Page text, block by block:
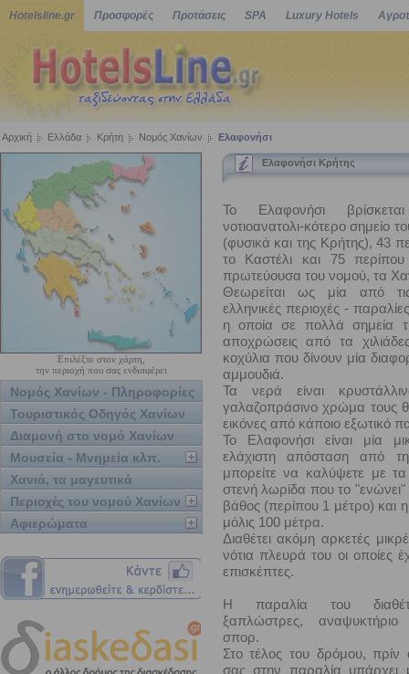
Hotelsline.gr Προσφορές Προτάσεις SPA Luxury Hotels
Αρχική Ελλάδα Κρήτη Νομός Χανίων Ελαφονήσι
Επιλέξτε στον χάρτη,
την περιοχή που σας ενδιαφέρει
Νομός Χανίων - Πληροφορίες
Τουριστικός Οδηγός Χανίων
Διαμονή στο νομό Χανίων
Μουσεία - Μνημεία κλπ.
Χανιά, τα μαγευτικά
Περιοχές του νομού Χανίων
Αφιερώματα
Ελαφονήσι Κρήτης
Το Ελαφονήσι
νοτιοανατολι-κότερο σημείο
(φυσικά και της Κρήτης), 43
το Καστέλι και 75
πρωτεύουσα του νομού, τα
Θεωρείται ως μία από
ελληνικές περιοχές -
η οποία σε πολλά σημεία
αποχρώσεις από τα
κοχύλια που δίνουν μία
αμμουδιά.
Τα νερά είναι
γαλαζοπράσινο χρώμα τους
εικόνες από κάποιο εξωτικό
Το Ελαφονήσι είναι μία
ελάχιστη απόσταση από
μπορείτε να καλύψετε με
στενή λωρίδα που το "ενώνει"
βάθος (περίπου 1 μέτρο) και
μόλις 100 μέτρα.
Διαθέτει ακόμη αρκετές
νότια πλευρά του οι οποίες
επισκέπτες.
Η παραλία του
ξαπλώστρες,
σπορ.
Στο τέλος του δρόμου, πρίν
σας στην παραλία υπάρχει